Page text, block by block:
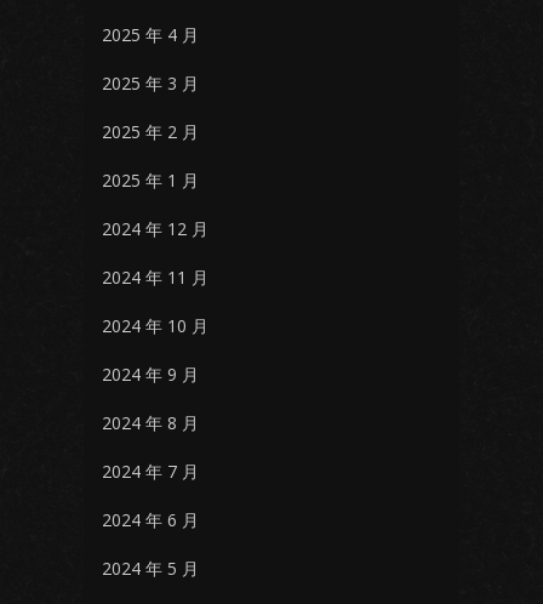
2025 年 4 月
2025 年 3 月
2025 年 2 月
2025 年 1 月
2024 年 12 月
2024 年 11 月
2024 年 10 月
2024 年 9 月
2024 年 8 月
2024 年 7 月
2024 年 6 月
2024 年 5 月